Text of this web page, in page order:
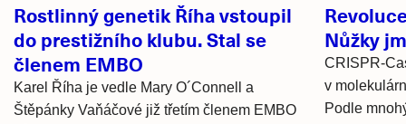
Rostlinný genetik Říha vstoupil
do prestižního klubu. Stal se
členem EMBO
Karel Říha je vedle Mary O´Connell a
Štěpánky Vaňáčové již třetím členem EMBO
Nůžky
CRISPR-
v
Podle